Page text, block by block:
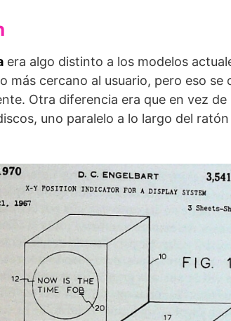
era algo distinto a los modelos
más cercano al usuario, pero eso
Otra diferencia era que en vez
uno paralelo a lo largo del